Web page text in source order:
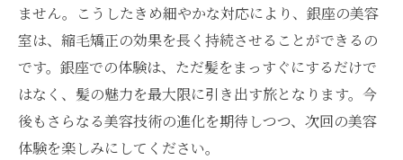
ません。こうしたきめ細やかな対応により、銀座の美容
室は、縮毛矯正の効果を長く持続させることができるの
です。銀座での体験は、ただ髪をまっすぐにするだけで
はなく、髪の魅力を最大限に引き出す旅となります。今
後もさらなる美容技術の進化を期待しつつ、次回の美容
体験を楽しみにしてください。